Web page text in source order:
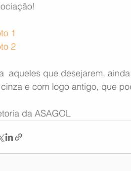
1
2
aqueles que desejarem,
e com logo antigo, que
da ASAGOL